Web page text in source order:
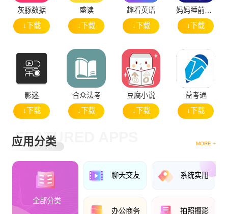
灰豚数据
↓下载
盛读
↓下载
趣看英语
↓下载
妈妈睡前故事
↓下载
影迷
↓下载
合众法考
↓下载
豆腐小说
↓下载
益考通
↓下载
应用分类
FEATURED APPS MORE +
全部分类
聊天交友 系统实用
办公商务 拍照摄影